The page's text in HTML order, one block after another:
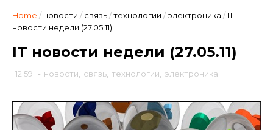
Home / новости / связь/технологии /электроника / IT
новости недели (27.05.11)
IT новости недели (27.05.11)
12:59 - новости связь технологии электроника